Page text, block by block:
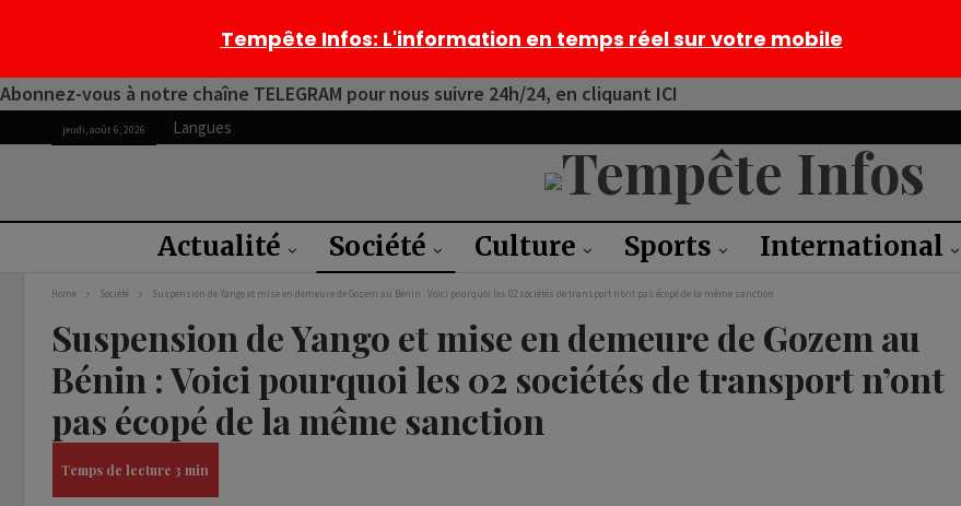
Abonnez-vous à notre chaîne TELEGRAM pour nous suivre 24h/24, en cliquant ICI
jeudi, août 6, 2026 Langues
Actualité Société Culture Sports International
Home Société Suspension de Yango et mise en demeure de Gozem au Bénin : Voici pourquoi les 02 sociétés de transport n’ont pas écopé de la même sanction
Suspension de Yango et mise en demeure de Gozem au
Bénin : Voici pourquoi les 02 sociétés de transport n’ont
pas écopé de la même sanction
Tempête Infos: L'information en temps réel sur votre mobile